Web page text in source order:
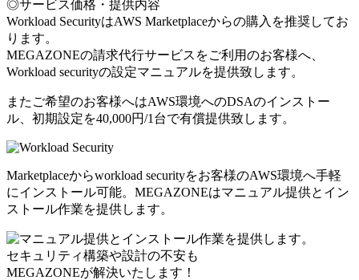
◎サービス価格・提供内容
Workload SecurityはAWS Marketplaceからの購入を推奨してお
ります。
MEGAZONEの請求代行サービスをご利用のお客様へ、
Workload securityの設定マニュアルを提供致します。
またご希望のお客様へはAWS環境へのDSAのインストー
ル、初期設定を40,000円/1台で有償提供致します。
Marketplaceからworkload securityをお客様のAWS環境へ手軽
にインストール可能。MEGAZONEはマニュアル提供とイン
ストール作業を提供します。
セキュリティ構築や設計の不安も
MEGAZONEが解決いたします！